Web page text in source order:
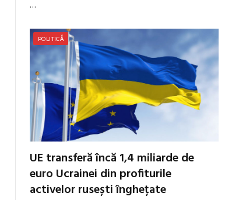
…
POLITICĂ
UE transferă încă 1,4 miliarde de
euro Ucrainei din profiturile
activelor rusești înghețate